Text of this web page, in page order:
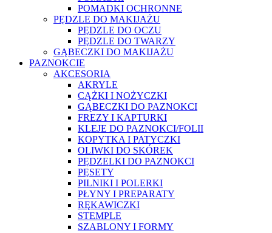
POMADKI OCHRONNE
PĘDZLE DO MAKIJAŻU
PĘDZLE DO OCZU
PĘDZLE DO TWARZY
GĄBECZKI DO MAKIJAŻU
PAZNOKCIE
AKCESORIA
AKRYLE
CĄŻKI I NOŻYCZKI
GĄBECZKI DO PAZNOKCI
FREZY I KAPTURKI
KLEJE DO PAZNOKCI/FOLII
KOPYTKA I PATYCZKI
OLIWKI DO SKÓREK
PĘDZELKI DO PAZNOKCI
PĘSETY
PILNIKI I POLERKI
PŁYNY I PREPARATY
RĘKAWICZKI
STEMPLE
SZABLONY I FORMY